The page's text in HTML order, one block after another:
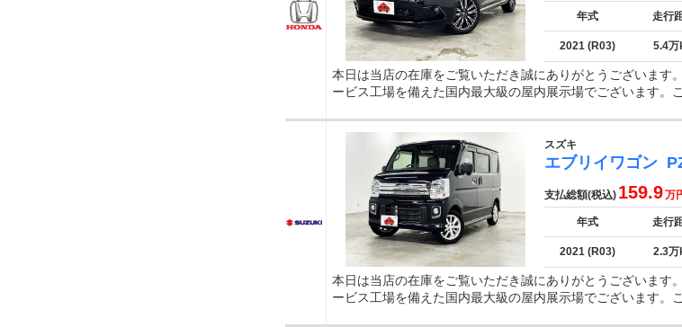
年式 走行
2021 (R03) 5.4万
本日は当店の在庫をご覧いただき誠にありがとうございます
ービス工場を備えた国内最大級の屋内展示場でございます。
スズキ
エブリイワゴン
支払総額(税込) 159.9万
年式 走行
2021 (R03) 2.3万
本日は当店の在庫をご覧いただき誠にありがとうございます
ービス工場を備えた国内最大級の屋内展示場でございます。